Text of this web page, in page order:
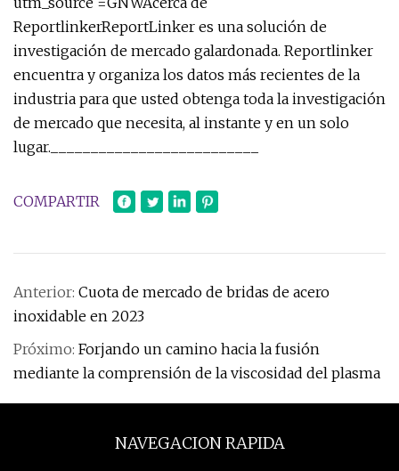
ReportlinkerReportLinker es una solución de
investigación de mercado galardonada. Reportlinker
encuentra y organiza los datos más recientes de la
industria para que usted obtenga toda la investigación
de mercado que necesita, al instante y en un solo
lugar.__________________________
COMPARTIR
Anterior: Cuota de mercado de bridas de acero
inoxidable en 2023
Próximo: Forjando un camino hacia la fusión
mediante la comprensión de la viscosidad del plasma
NAVEGACION RAPIDA